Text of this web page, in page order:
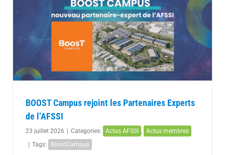
BOOST Campus rejoint les Partenaires Experts
de l’AFSSI
23 juillet 2026 | Categories: Actus AFSSI
Actus membres
| Tags: BoostCampus